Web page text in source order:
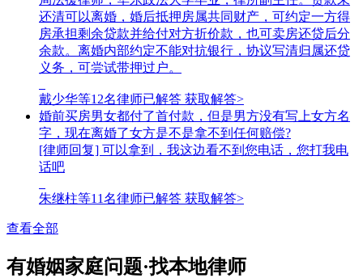
还清可以离婚，婚后抵押房属共同财产，可约定一方得
房承担剩余贷款并给付对方折价款，也可卖房还贷后分
余款。离婚内部约定不能对抗银行，协议写清归属还贷
义务，可尝试带押过户。
戴少华等12名律师已解答 获取解答>
婚前买房男女都付了首付款，但是男方没有写上女方名
字，现在离婚了女方是不是拿不到任何赔偿?
[律师回复] 可以拿到，我这边看不到您电话，您打我电
话吧
朱继柱等11名律师已解答 获取解答>
查看全部
有婚姻家庭问题·找本地律师